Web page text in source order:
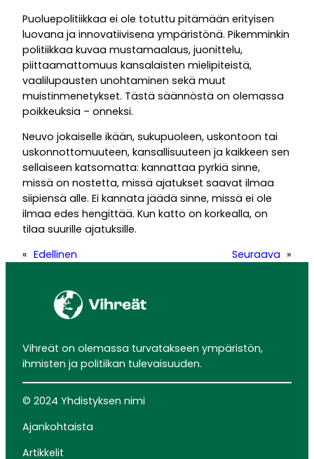
Puoluepolitiikkaa ei ole totuttu pitämään erityisen
luovana ja innovatiivisena ympäristönä. Pikemminkin
politiikkaa kuvaa mustamaalaus, juonittelu,
piittaamattomuus kansalaisten mielipiteistä,
vaalilupausten unohtaminen sekä muut
muistinmenetykset. Tästä säännöstä on olemassa
poikkeuksia – onneksi.
Neuvo jokaiselle ikään, sukupuoleen, uskontoon tai
uskonnottomuuteen, kansallisuuteen ja kaikkeen sen
sellaiseen katsomatta: kannattaa pyrkiä sinne,
missä on nostetta, missä ajatukset saavat ilmaa
siipiensä alle. Ei kannata jäädä sinne, missä ei ole
ilmaa edes hengittää. Kun katto on korkealla, on
tilaa suurille ajatuksille.
« Edellinen Seuraava »
Vihreät on olemassa turvatakseen ympäristön,
ihmisten ja politiikan tulevaisuuden.
© 2024 Yhdistyksen nimi
Ajankohtaista
Artikkelit